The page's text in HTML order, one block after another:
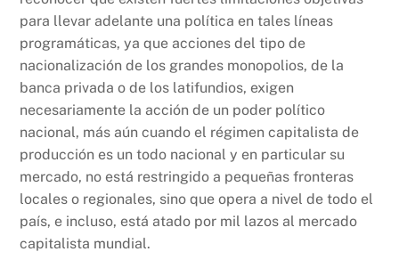
para llevar adelante una política en tales líneas
programáticas, ya que acciones del tipo de
nacionalización de los grandes monopolios, de la
banca privada o de los latifundios, exigen
necesariamente la acción de un poder político
nacional, más aún cuando el régimen capitalista de
producción es un todo nacional y en particular su
mercado, no está restringido a pequeñas fronteras
locales o regionales, sino que opera a nivel de todo el
país, e incluso, está atado por mil lazos al mercado
capitalista mundial.